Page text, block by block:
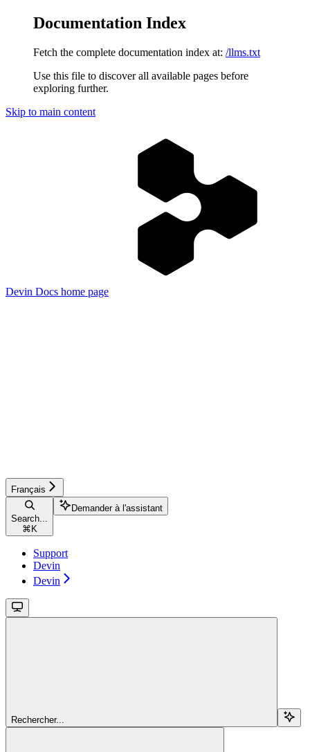
Documentation Index
Fetch the complete documentation index at: /llms.txt
Use this file to discover all available pages before
exploring further.
Skip to main content
Devin Docs home page
Français
Search...
⌘ K
Demander à l'assistant
Support
Devin
Devin
Rechercher...